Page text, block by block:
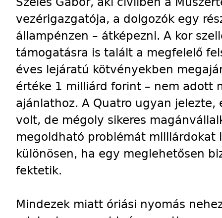
vezérigazgatója, a dolgozók egy
állampénzen – átképezni. A kor
támogatásra is talált a megfelelő
éves lejáratú kötvényekben
értéke 1 milliárd forint – nem adott
ajánlathoz. A Quatro ugyan jelezte,
volt, de mégoly sikeres
megoldható problémát milliárdokat
különösen, ha egy meglehetősen
fektetik.
Mindezek miatt óriási nyomás